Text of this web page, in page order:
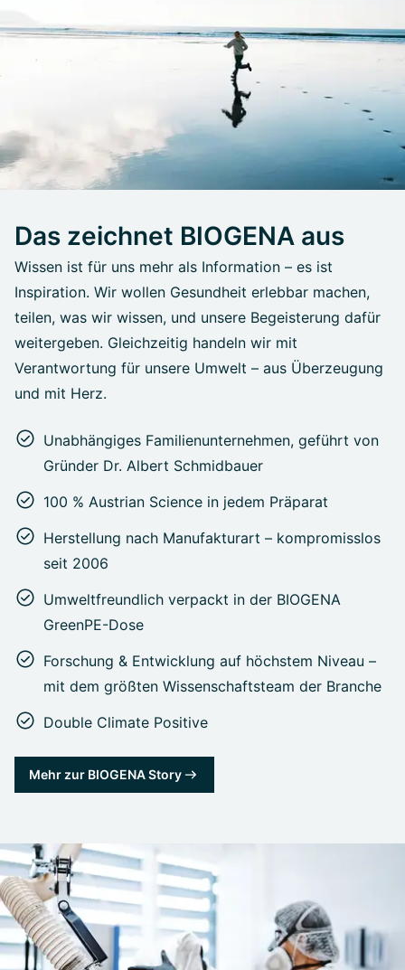
Das zeichnet BIOGENA aus
Wissen ist für uns mehr als Information – es ist
Inspiration. Wir wollen Gesundheit erlebbar machen,
teilen, was wir wissen, und unsere Begeisterung dafür
weitergeben. Gleichzeitig handeln wir mit
Verantwortung für unsere Umwelt – aus Überzeugung
und mit Herz.
Unabhängiges Familienunternehmen, geführt von
Gründer Dr. Albert Schmidbauer
100 % Austrian Science in jedem Präparat
Herstellung nach Manufakturart – kompromisslos
seit 2006
Umweltfreundlich verpackt in der BIOGENA
GreenPE-Dose
Forschung & Entwicklung auf höchstem Niveau –
mit dem größten Wissenschaftsteam der Branche
Double Climate Positive
Mehr zur BIOGENA Story